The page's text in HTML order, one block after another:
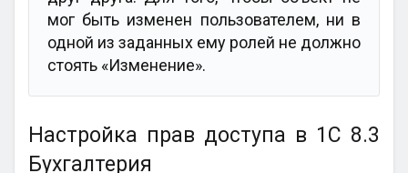
мог быть изменен пользователем, ни в
одной из заданных ему ролей не должно
стоять «Изменение».
Настройка прав доступа в 1С 8.3
Бухгалтерия